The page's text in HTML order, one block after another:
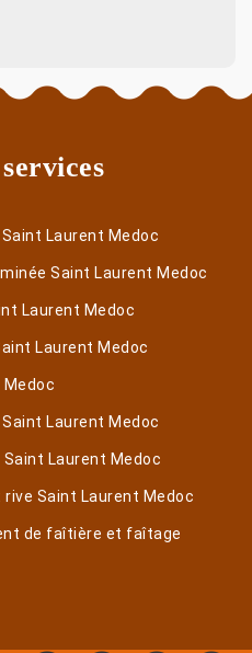
Laurent Medoc
Saint Laurent Medoc
Laurent Medoc
Laurent Medoc
Medoc
Laurent Medoc
Laurent Medoc
Saint Laurent Medoc
de faîtière et faîtage